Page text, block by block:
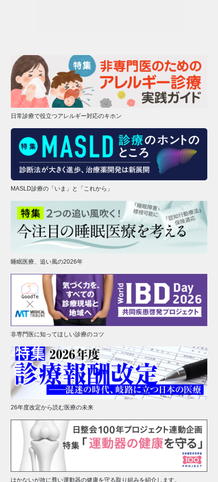
日常診療で役立つアレルギー対応のキホン
MASLD診療の「いま」と「これから」
睡眠医療、追い風の2026年
非専門医に知ってほしい診療のコツ
26年度改定から読む医療の未来
はかないが故に尊い運動器の健康を守る取り組みを紹介します。